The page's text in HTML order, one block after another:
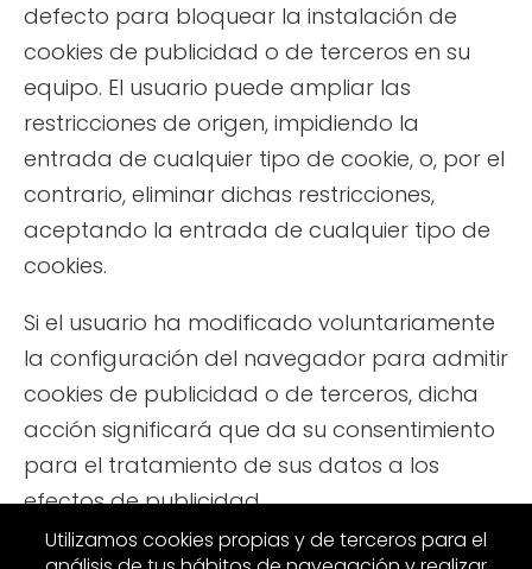
defecto para bloquear la instalación de
cookies de publicidad o de terceros en su
equipo. El usuario puede ampliar las
restricciones de origen, impidiendo la
entrada de cualquier tipo de cookie, o, por el
contrario, eliminar dichas restricciones,
aceptando la entrada de cualquier tipo de
cookies.
Si el usuario ha modificado voluntariamente
la configuración del navegador para admitir
cookies de publicidad o de terceros, dicha
acción significará que da su consentimiento
para el tratamiento de sus datos a los
efectos de publicidad.
Utilizamos cookies propias y de terceros para el